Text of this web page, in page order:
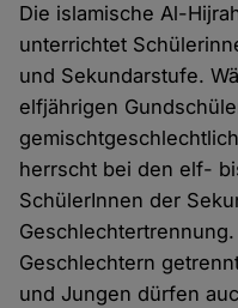
Die islamische Al-
unterrichtet
und Sekundarstufe.
elfjährigen
herrscht bei den elf-
SchülerInnen der
Geschlechtern
und Jungen dürfen